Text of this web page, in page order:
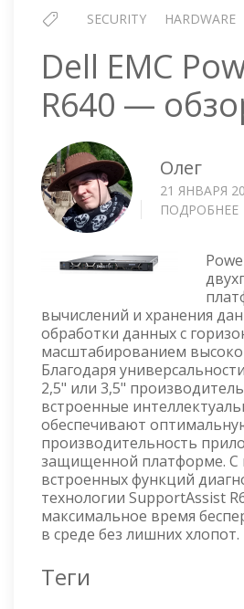
SECURITY HARDWARE
Dell EMC
R640 —
Олег
21 ЯНВАРЯ
ПОДРОБНЕЕ
вычислений и хранения
обработки данных с
масштабированием
Благодаря
2,5" или 3,5"
встроенные
обеспечивают
производительность
защищенной платформе.
встроенных функций
технологии SupportAssist
максимальное время
в среде без лишних хлопот.
Теги